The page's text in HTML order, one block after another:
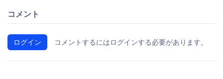
コメント
ログイン コメントするにはログインする必要があります。